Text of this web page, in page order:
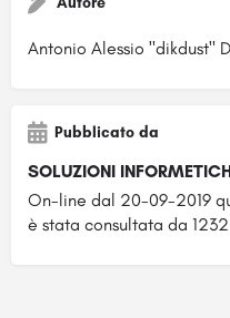
Antonio Alessio "dikdust"
Pubblicato da
SOLUZIONI
On-line dal 20-09-2019
è stata consultata da